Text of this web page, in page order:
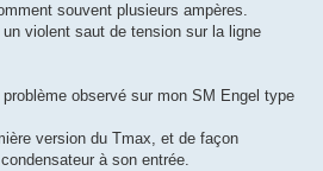
souvent plusieurs ampères.
violent saut de tension sur la ligne
observé sur mon SM Engel type
version du Tmax, et de façon
à son entrée.